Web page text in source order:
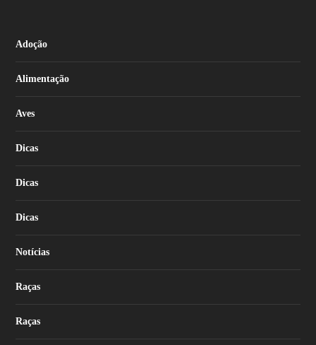
Adoção
Alimentação
Aves
Dicas
Dicas
Dicas
Notícias
Raças
Raças